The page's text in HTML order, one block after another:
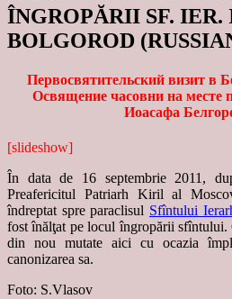
ÎNGROPĂRII SF. IER.
BOLGOROD
Первосвятительский визит в
Освящение часовни на месте
Иоасафа
[slideshow]
În data de 16 septembrie 2011,
Preafericitul Patriarh Kiril al
îndreptat spre paraclisul Sfîntului
fost înălţat pe locul îngropării sfîntului.
din nou mutate aici cu ocazia
canonizarea sa.
Foto: S.Vlasov